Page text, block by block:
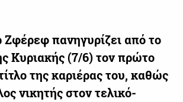
πανηγυρίζει από το
Κυριακής (7/6) τον πρώτο
της καριέρας του, καθώς
νικητής στον τελικό-